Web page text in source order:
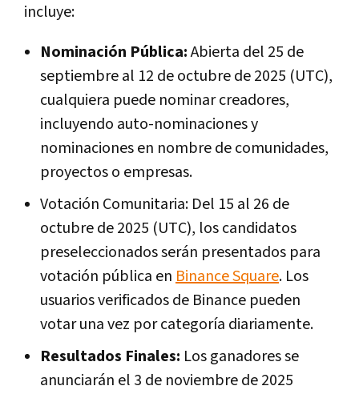
incluye:
Nominación Pública:Abierta del 25 de
septiembre al 12 de octubre de 2025 (UTC),
cualquiera puede nominar creadores,
incluyendo auto-nominaciones y
nominaciones en nombre de comunidades,
proyectos o empresas.
Votación Comunitaria: Del 15 al 26 de
octubre de 2025 (UTC), los candidatos
preseleccionados serán presentados para
votación pública en Binance Square. Los
usuarios verificados de Binance pueden
votar una vez por categoría diariamente.
Resultados Finales: Los ganadores se
anunciarán el 3 de noviembre de 2025